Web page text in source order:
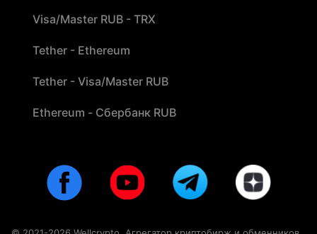
Visa/Master RUB - TRX
Tether - Ethereum
Tether - Visa/Master RUB
Ethereum - Сбербанк RUB